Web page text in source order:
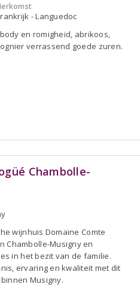
- Languedoc
en romigheid, abrikoos,
verrassend goede zuren.
Chambolle-
wijnhuis Domaine Comte
Chambolle-Musigny en
in het bezit van de familie.
ervaring en kwaliteit met dit
Musigny.